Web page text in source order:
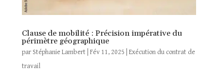
Clause de mobilité : Précision impérative du
périmètre géographique
par Stéphanie Lambert| Fév 11, 2025 Exécution du contrat de
travail